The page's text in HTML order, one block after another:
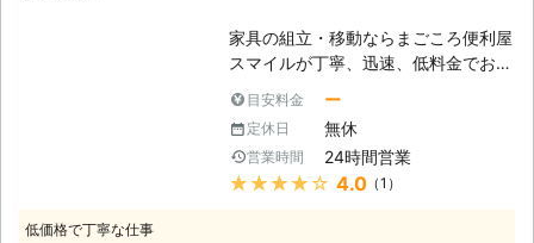
もとふすま・障子・網戸の張替えをお
こなってきました。そのため、細かい
作業や丁寧な作業を得意としていま
す。長年培った経験・技術でお客様の
大切な家具組立も丁寧に承ります。
名古屋で家具組立をご依頼ならはりか
え工房NEOにお任せください。早朝
豊富なベテランが迅速に解決します。
家具移動組立110番では、家具の組立
作業や移動作業にお困りのお客様に喜
家具の組立・移動ならまごころ便利屋
スマイルが丁寧、迅速、低料金でお手
い方の作業では、実は難しく危険な場
合もあるのです。まごころ便利屋スマ
イルでは様々な身の回りの困りごとに
対応しており、家具組立・移動ももち
目安料金 ー
定休日 無休
営業時間 24時間営業
★★★★★ 4.0（1）
低価格で丁寧な仕事